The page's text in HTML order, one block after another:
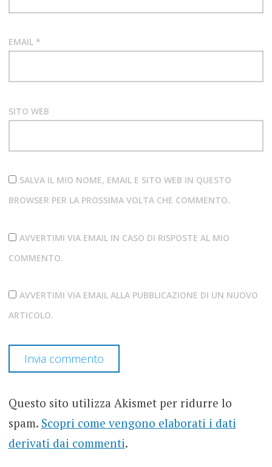
EMAIL *
SITO WEB
SALVA IL MIO NOME, EMAIL E SITO WEB IN QUESTO
BROWSER PER LA PROSSIMA VOLTA CHE COMMENTO.
AVVERTIMI VIA EMAIL IN CASO DI RISPOSTE AL MIO
COMMENTO.
AVVERTIMI VIA EMAIL ALLA PUBBLICAZIONE DI UN NUOVO
ARTICOLO.
Questo sito utilizza Akismet per ridurre lo
spam. Scopri come vengono elaborati i dati
derivati dai commenti.